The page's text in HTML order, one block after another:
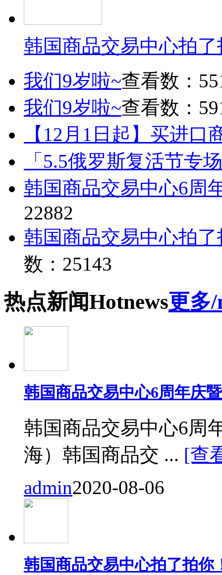
韩国商品交易中心拍
我们9岁啦~查看数：
我们9岁啦~查看数：
【12月1日起】买进口
「5.5俄罗斯复活节专
韩国商品交易中心6周
22882
韩国商品交易中心拍
数：25143
热点新闻Hotnews更多
韩国商品交易中心6周年庆
韩国商品交易中心6周
海）韩国商品交 ... [查
admin2020-08-06
韩国商品交易中心拍了拍你